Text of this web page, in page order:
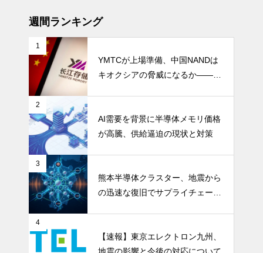
週間ランキング
1
YMTCが上場準備、中国NANDは
キオクシアの脅威になるか――AI
2
AI需要を背景に半導体メモリ価格
が高騰、供給逼迫の現状と対策
3
熊本半導体クラスター、地震から
の迅速な復旧でサプライチェーン
4
【速報】東京エレクトロン九州、